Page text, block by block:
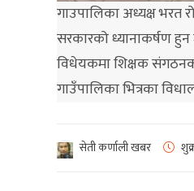
गाउपालिका अध्यक्ष भरत
सरकारको ध्यानाकर्षण
विधेयकमा शिक्षक
गाउँपालिका भित्रका
सेती कर्णाली खबर